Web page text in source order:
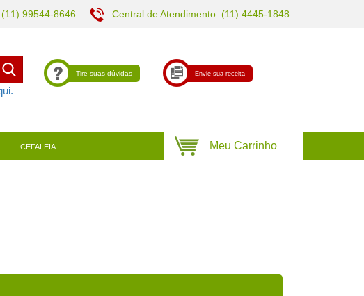
(11) 99544-8646 Central de Atendimento: (11) 4445-1848
Tire suas dúvidas Envie sua receita
CEFALEIA